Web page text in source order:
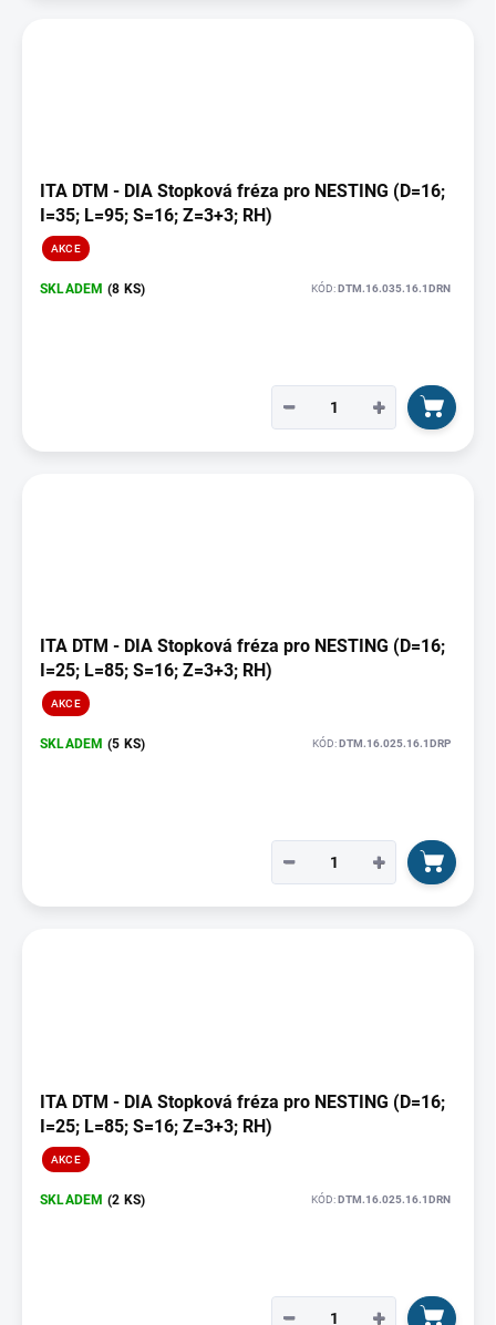
ITA DTM - DIA Stopková fréza pro NESTING (D=16;
I=35; L=95; S=16; Z=3+3; RH)
AKCE
SKLADEM (8 KS) KÓD:DTM.16.035.16.1DRN
+
−
ITA DTM - DIA Stopková fréza pro NESTING (D=16;
I=25; L=85; S=16; Z=3+3; RH)
AKCE
SKLADEM (5 KS) KÓD:DTM.16.025.16.1DRP
+
−
ITA DTM - DIA Stopková fréza pro NESTING (D=16;
I=25; L=85; S=16; Z=3+3; RH)
AKCE
SKLADEM (2 KS) KÓD:DTM.16.025.16.1DRN
+
−